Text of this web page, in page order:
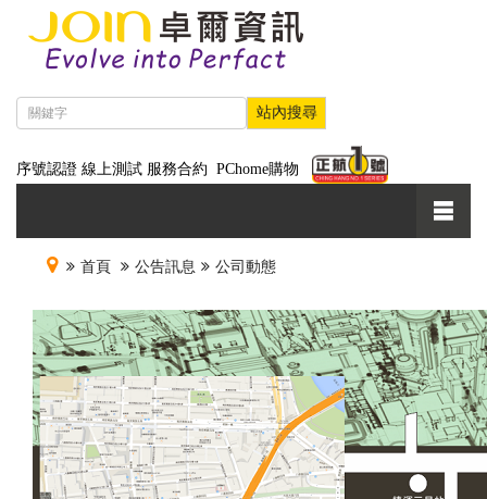
序號認證 線上測試 服務合約 PChome購物
首頁 公告訊息 公司動態